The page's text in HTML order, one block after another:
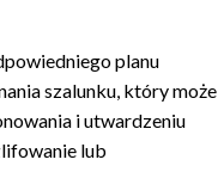
planu
szalunku, który może
i utwardzeniu
lub